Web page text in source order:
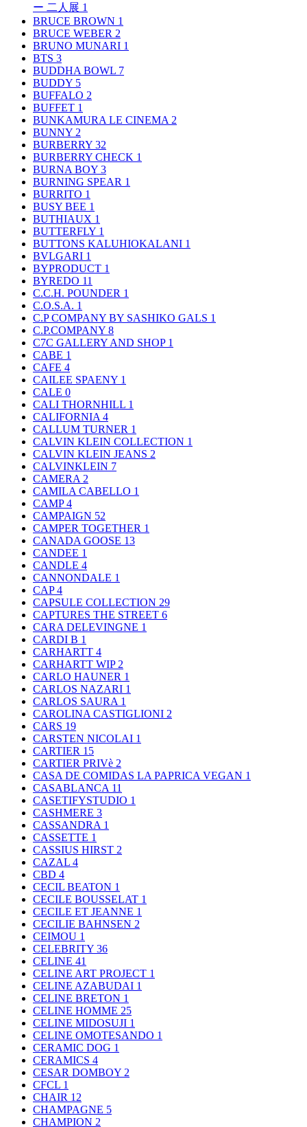
ー 二人展 1
BRUCE BROWN 1
BRUCE WEBER 2
BRUNO MUNARI 1
BTS 3
BUDDHA BOWL 7
BUDDY 5
BUFFALO 2
BUFFET 1
BUNKAMURA LE CINEMA2
BUNNY 2
BURBERRY 32
BURBERRY CHECK 1
BURNA BOY 3
BURNING SPEAR 1
BURRITO 1
BUSY BEE 1
BUTHIAUX 1
BUTTERFLY 1
BUTTONS KALUHIOKALANI 1
BVLGARI 1
BYPRODUCT 1
BYREDO 11
C.C.H. POUNDER 1
C.O.S.A. 1
C.P COMPANY BY SASHIKO GALS 1
C.P.COMPANY 8
C7C GALLERY AND SHOP 1
CABE 1
CAFE 4
CAILEE SPAENY 1
CALE 0
CALI THORNHILL 1
CALIFORNIA4
CALLUM TURNER 1
CALVIN KLEIN COLLECTION 1
CALVIN KLEIN JEANS 2
CALVINKLEIN 7
CAMERA2
CAMILA CABELLO 1
CAMP4
CAMPAIGN 52
CAMPER TOGETHER 1
CANADA GOOSE 13
CANDEE 1
CANDLE 4
CANNONDALE 1
CAP4
CAPSULE COLLECTION 29
CAPTURES THE STREET 6
CARA DELEVINGNE 1
CARDI B 1
CARHARTT 4
CARHARTT WIP2
CARLO HAUNER 1
CARLOS NAZARI 1
CARLOS SAURA 1
CAROLINA CASTIGLIONI 2
CARS 19
CARSTEN NICOLAI 1
CARTIER 15
CARTIER PRIVè 2
CASA DE COMIDAS LA PAPRICA VEGAN 1
CASABLANCA 11
CASETIFYSTUDIO 1
CASHMERE 3
CASSANDRA 1
CASSETTE 1
CASSIUS HIRST 2
CAZAL 4
CBD 4
CECIL BEATON 1
CECILE BOUSSELAT 1
CECILE ET JEANNE 1
CECILIE BAHNSEN 2
CEIMOU 1
CELEBRITY 36
CELINE 41
CELINE ART PROJECT 1
CELINE AZABUDAI 1
CELINE BRETON 1
CELINE HOMME 25
CELINE MIDOSUJI 1
CELINE OMOTESANDO 1
CERAMIC DOG 1
CERAMICS 4
CESAR DOMBOY 2
CFCL 1
CHAIR 12
CHAMPAGNE 5
CHAMPION 2